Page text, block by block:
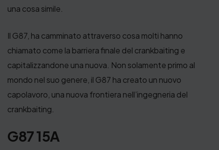
una cosa simile.
Il G87, ha camminato attraverso cosa molti hanno
chiamato come la barriera finale del crankbaiting e
capitalizzandone una nuova. Non solamente primo al
mondo nel suo genere, il G87 ha creato un nuovo
capolavoro, una nuova frontiera nell’ingegneria del
crankbaiting.
G87 15A